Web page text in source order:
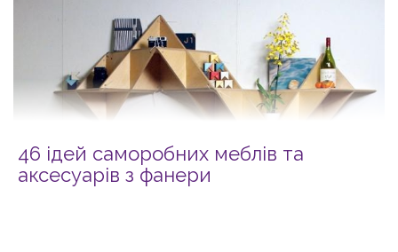
46 ідей саморобних меблів та
аксесуарів з фанери